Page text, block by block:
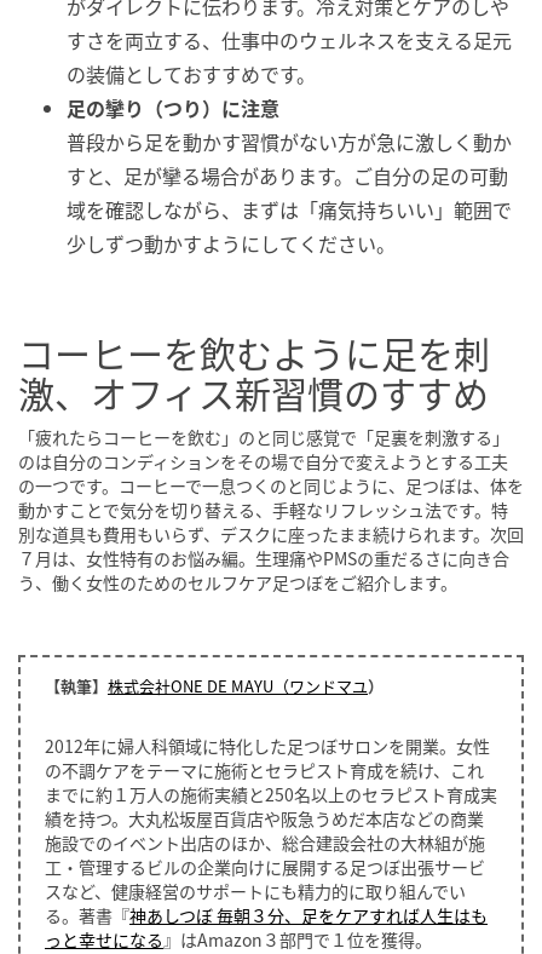
がダイレクトに伝わります。冷え対策とケアのしや
すさを両立する、仕事中のウェルネスを支える足元
の装備としておすすめです。
足の攣り（つり）に注意
普段から足を動かす習慣がない方が急に激しく動か
すと、足が攣る場合があります。ご自分の足の可動
域を確認しながら、まずは「痛気持ちいい」範囲で
少しずつ動かすようにしてください。
コーヒーを飲むように足を刺
激、オフィス新習慣のすすめ
「疲れたらコーヒーを飲む」のと同じ感覚で「足裏を刺激する」
のは自分のコンディションをその場で自分で変えようとする工夫
の一つです。コーヒーで一息つくのと同じように、足つぼは、体を
動かすことで気分を切り替える、手軽なリフレッシュ法です。特
別な道具も費用もいらず、デスクに座ったまま続けられます。次回
７月は、女性特有のお悩み編。生理痛やPMSの重だるさに向き合
う、働く女性のためのセルフケア足つぼをご紹介します。
【執筆】 株式会社ONE DE MAYU（ワンドマユ）
2012年に婦人科領域に特化した足つぼサロンを開業。女性
の不調ケアをテーマに施術とセラピスト育成を続け、これ
までに約１万人の施術実績と250名以上のセラピスト育成実
績を持つ。大丸松坂屋百貨店や阪急うめだ本店などの商業
施設でのイベント出店のほか、総合建設会社の大林組が施
工・管理するビルの企業向けに展開する足つぼ出張サービ
スなど、健康経営のサポートにも精力的に取り組んでい
る。著書『神あしつぼ 毎朝３分、足をケアすれば人生はも
っと幸せになる』はAmazon３部門で１位を獲得。